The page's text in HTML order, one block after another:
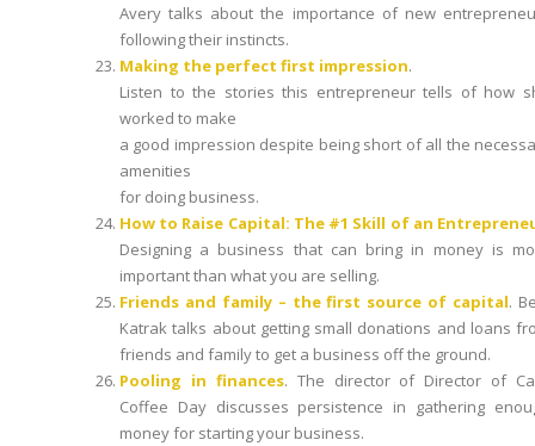
Avery talks about the importance of new
following their instincts.
Making the perfect first impression.
Listen to the stories this entrepreneur tells of how
worked to make
a good impression despite being short of all the
amenities
for doing business.
How to Raise Capital: The #1 Skill of an
Designing a business that can bring in money is
important than what you are selling.
Friends and family – the first source of capital.
Katrak talks about getting small donations and loans
friends and family to get a business off the ground.
Pooling in finances. The director of Director of
Coffee Day discusses persistence in gathering
money for starting your business.